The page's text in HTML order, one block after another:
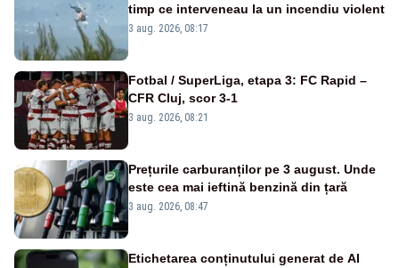
timp ce interveneau la un incendiu violent
3 aug. 2026, 08:17
Fotbal / SuperLiga, etapa 3: FC Rapid –
CFR Cluj, scor 3-1
3 aug. 2026, 08:21
Prețurile carburanților pe 3 august. Unde
este cea mai ieftină benzină din țară
3 aug. 2026, 08:47
Etichetarea conținutului generat de AI